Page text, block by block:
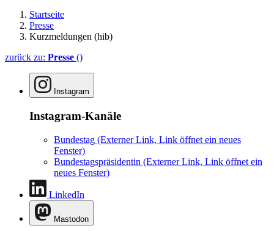
Startseite
Presse
Kurzmeldungen (hib)
zurück zu: Presse ()
Instagram
Instagram-Kanäle
Bundestag (Externer Link, Link öffnet ein neues
Fenster)
Bundestagspräsidentin (Externer Link, Link öffnet ein
neues Fenster)
LinkedIn
Mastodon